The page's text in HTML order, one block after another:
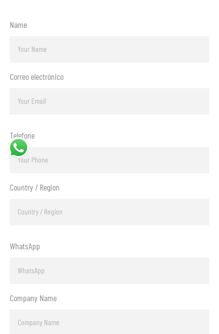
Name
Correo electrónico
Telefone
Country / Region
WhatsApp
Company Name